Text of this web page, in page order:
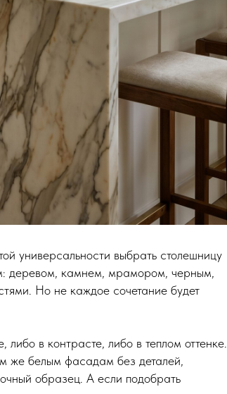
универсальности выбрать столешницу
деревом, камнем, мрамором, черным,
Но не каждое сочетание будет
либо в контрасте, либо в теплом оттенке.
же белым фасадам без деталей,
образец. А если подобрать